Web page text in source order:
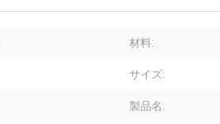
材料:
サイズ:
製品名: